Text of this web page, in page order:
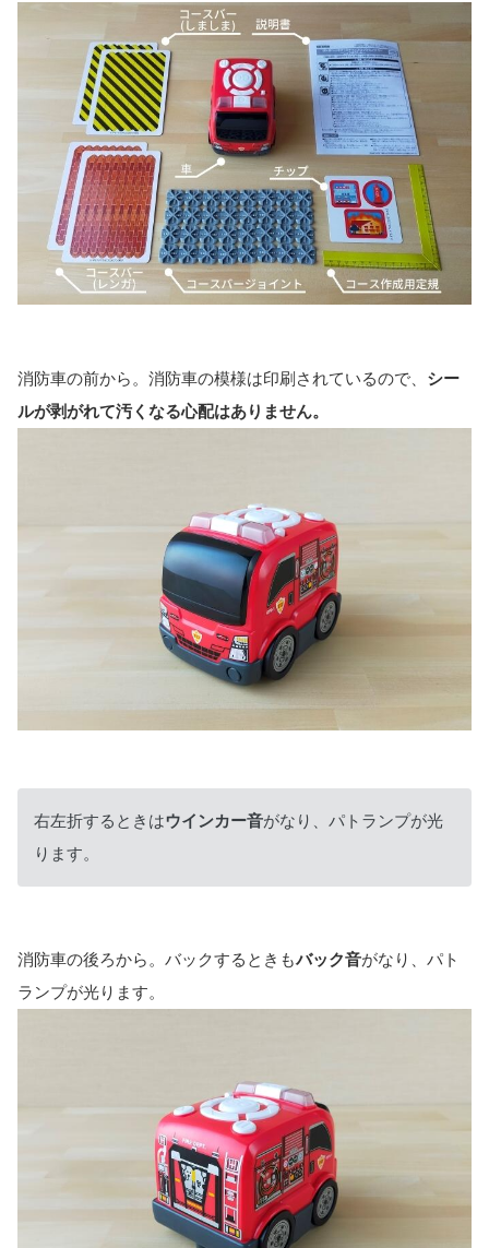
消防車の前から。消防車の模様は印刷されているので、 シー
ルが剥がれて汚くなる心配はありません。
右左折するときはウインカー音がなり、パトランプが光
ります。
消防車の後ろから。バックするときもバック音がなり、パト
ランプが光ります。